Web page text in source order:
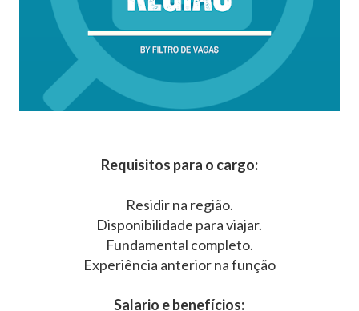
Requisitos para o cargo:
Residir na região.
Disponibilidade para viajar.
Fundamental completo.
Experiência anterior na função
Salario e benefícios: